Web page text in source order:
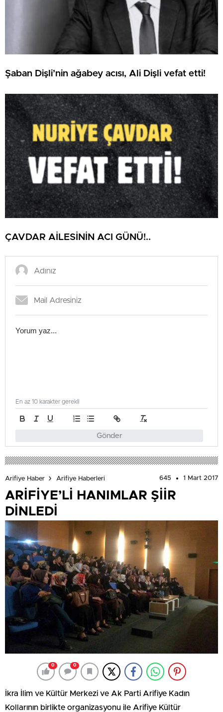
Şaban Dişli’nin ağabey acısı, Ali Dişli vefat etti!
ÇAVDAR AİLESİNİN ACI GÜNÜ!..
Gönder
En az 10 karakter gerekli
Arifiye Haber Arifiye Haberleri 645 1 Mart 2017
ARİFİYE’Lİ HANIMLAR ŞİİR
DİNLEDİ
0 0
İkra İlim ve Kültür Merkezi ve Ak Parti Arifiye Kadın
Kollarının birlikte organizasyonu ile Arifiye Kültür